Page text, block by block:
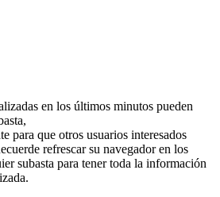
en los últimos minutos pueden
para que otros usuarios interesados
refrescar su navegador en los
subasta para tener toda la información